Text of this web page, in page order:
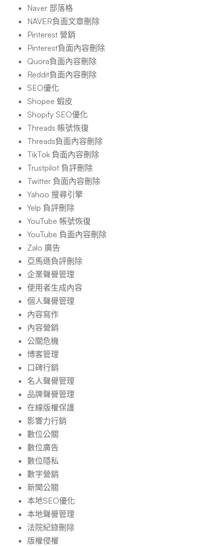
Naver 部落格
NAVER負面文章刪除
Pinterest 營銷
Pinterest負面內容刪除
Quora負面內容刪除
Reddit負面內容刪除
SEO優化
Shopee 蝦皮
Shopify SEO優化
Threads 帳號恢復
Threads負面內容刪除
TikTok 負面內容刪除
Trustpilot 負評刪除
Twitter 負面內容刪除
Yahoo 搜尋引擎
Yelp 負評刪除
YouTube 帳號恢復
YouTube 負面內容刪除
Zalo 廣告
亞馬遜負評刪除
企業聲譽管理
使用者生成內容
個人聲譽管理
內容寫作
內容營銷
公關危機
博客管理
口碑行銷
名人聲譽管理
品牌聲譽管理
在線版權保護
影響力行銷
數位公關
數位廣告
數位隱私
數字營銷
新聞公關
本地SEO優化
本地聲譽管理
法院紀錄刪除
版權侵權